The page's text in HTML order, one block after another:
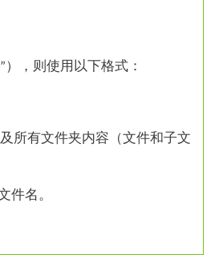
，则使用以下格式：
所有文件夹内容（文件和子文
件名。